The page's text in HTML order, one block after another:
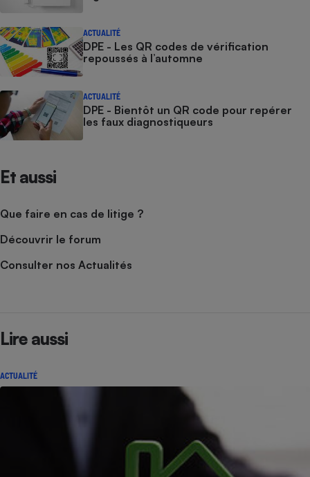
ACTUALITÉ
DPE - Les QR codes de vérification
repoussés à l’automne
ACTUALITÉ
DPE - Bientôt un QR code pour repérer
les faux diagnostiqueurs
Et aussi
Que faire en cas de litige ?
Découvrir le forum
Consulter nos Actualités
Lire aussi
ACTUALITÉ